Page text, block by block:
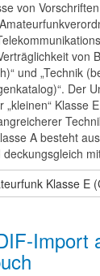
von
von
und „Technik
Der
Klasse
A besteht
Klasse E
Import